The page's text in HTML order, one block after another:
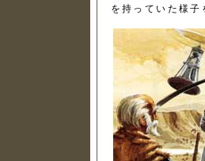
を持っていた様